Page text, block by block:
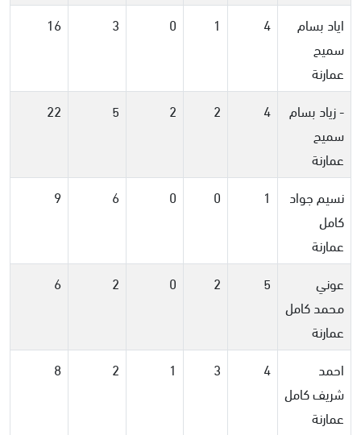
اياد بسام
سميح
عمارنة
4
1
0
3
16
- زياد بسام
سميح
عمارنة
4
2
2
5
22
نسيم جواد
كامل
عمارنة
1
0
0
6
9
عوني
محمد كامل
عمارنة
5
2
0
2
6
احمد
شريف كامل
عمارنة
4
3
1
2
8